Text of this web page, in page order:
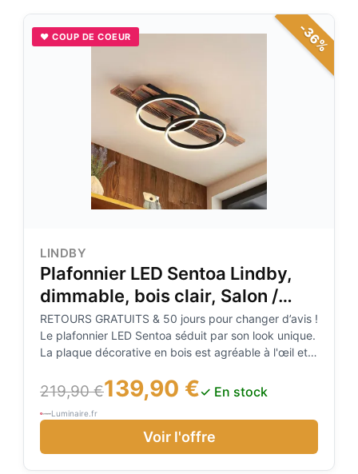
-36%
♥ COUP DE COEUR
LINDBY
Plafonnier LED Sentoa Lindby,
dimmable, bois clair, Salon /
Salle à manger, Bois, Moderne,
Plafonnier LED
RETOURS GRATUITS & 50 jours pour changer d’avis !
Le plafonnier LED Sentoa séduit par son look unique.
La plaque décorative en bois est agréable à l'œil et
une Note harmonieuse au design.
219,90 €139,90 €✓ En stock
Luminaire.fr
Voir l'offre